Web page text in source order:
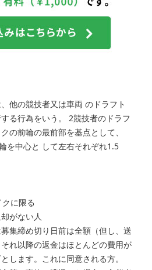
他の競技者又は車両 のドラフト
る行為をいう。 2競技者のドラフ
の前輪の最前部を基点として、
を中心と して左右それぞれ1.5
クに限る
がない人
集締め切り日前は全額（但し、送
れ以降の返金はほとんどの費用が
します。これに同意される方。